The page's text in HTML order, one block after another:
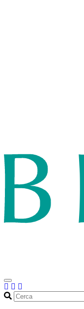
Cerca